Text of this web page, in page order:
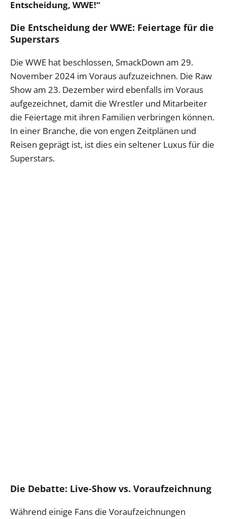
Entscheidung, WWE!“
Die Entscheidung der WWE: Feiertage für die
Superstars
Die WWE hat beschlossen, SmackDown am 29.
November 2024 im Voraus aufzuzeichnen. Die Raw
Show am 23. Dezember wird ebenfalls im Voraus
aufgezeichnet, damit die Wrestler und Mitarbeiter
die Feiertage mit ihren Familien verbringen können.
In einer Branche, die von engen Zeitplänen und
Reisen geprägt ist, ist dies ein seltener Luxus für die
Superstars.
Die Debatte: Live-Show vs. Voraufzeichnung
Während einige Fans die Voraufzeichnungen